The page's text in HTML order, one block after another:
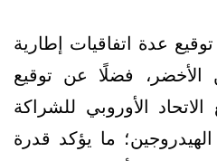
عدة اتفاقيات إطارية
الأخضر، فضلًا عن توقيع
الأوروبي للشراكة
ما يؤكد قدرة